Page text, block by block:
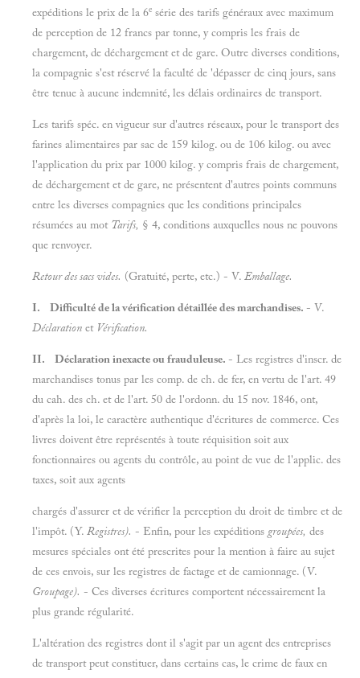
expéditions le prix de la 6e série des tarifs généraux avec maximum
de perception de 12 francs par tonne, y compris les frais de
chargement, de déchargement et de gare. Outre diverses conditions,
la compagnie s'est réservé la faculté de 'dépasser de cinq jours, sans
être tenue à aucune indemnité, les délais ordinaires de transport.
Les tarifs spéc. en vigueur sur d'autres réseaux, pour le transport des
farines alimentaires par sac de 159 kilog. ou de 106 kilog. ou avec
l'application du prix par 1000 kilog. y compris frais de chargement,
de déchargement et de gare, ne présentent d'autres points communs
entre les diverses compagnies que les conditions principales
résumées au mot Tarifs, § 4, conditions auxquelles nous ne pouvons
que renvoyer.
Retour des sacs vides. (Gratuité, perte, etc.) - V. Emballage.
I. Difficulté de la vérification détaillée des marchandises. - V.
Déclaration et Vérification.
II. Déclaration inexacte ou frauduleuse. - Les registres d'inscr. de
marchandises tonus par les comp. de ch. de fer, en vertu de l'art. 49
du cah. des ch. et de l'art. 50 de l'ordonn. du 15 nov. 1846, ont,
d'après la loi, le caractère authentique d'écritures de commerce. Ces
livres doivent être représentés à toute réquisition soit aux
fonctionnaires ou agents du contrôle, au point de vue de l'applic. des
taxes, soit aux agents
chargés d'assurer et de vérifier la perception du droit de timbre et de
l'impôt. (Y. Registres). - Enfin, pour les expéditions groupées, des
mesures spéciales ont été prescrites pour la mention à faire au sujet
de ces envois, sur les registres de factage et de camionnage. (V.
Groupage). - Ces diverses écritures comportent nécessairement la
plus grande régularité.
L'altération des registres dont il s'agit par un agent des entreprises
de transport peut constituer, dans certains cas, le crime de faux en